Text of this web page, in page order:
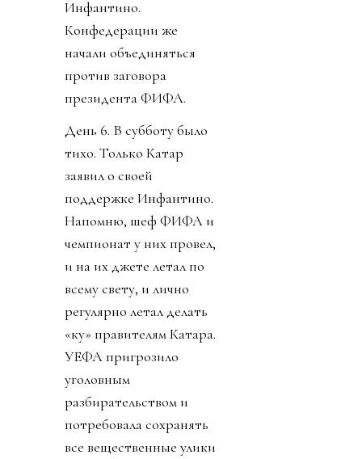
Инфантино.
Конфедерации же
начали объединяться
против заговора
президента ФИФА.
День 6. В субботу было
тихо. Только Катар
заявил о своей
поддержке Инфантино.
Напомню, шеф ФИФА и
чемпионат у них провел,
и на их джете летал по
всему свету, и лично
регулярно летал делать
«ку» правителям Катара.
УЕФА пригрозило
уголовным
разбирательством и
потребовала сохранять
все вещественные улики